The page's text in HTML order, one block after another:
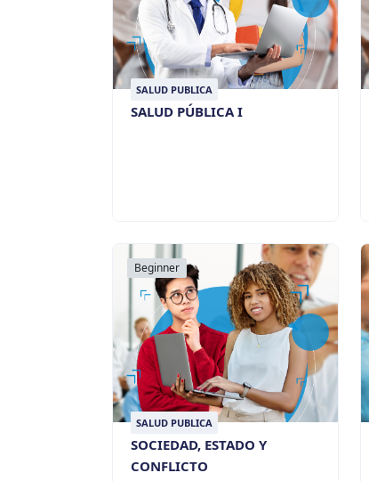
SALUD PUBLICA
SALUD PÚBLICA I
Beginner
SALUD PUBLICA
SOCIEDAD, ESTADO Y
CONFLICTO